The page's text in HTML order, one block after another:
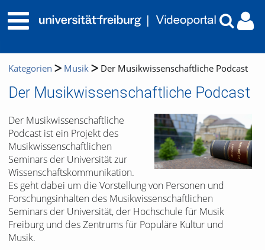
Kategorien Musik Der Musikwissenschaftliche Podcast
Der Musikwissenschaftliche Podcast
Der Musikwissenschaftliche
Podcast ist ein Projekt des
Musikwissenschaftlichen
Seminars der Universität zur
Wissenschaftskommunikation.
Es geht dabei um die Vorstellung von Personen und
Forschungsinhalten des Musikwissenschaftlichen
Seminars der Universität, der Hochschule für Musik
Freiburg und des Zentrums für Populäre Kultur und
Musik.